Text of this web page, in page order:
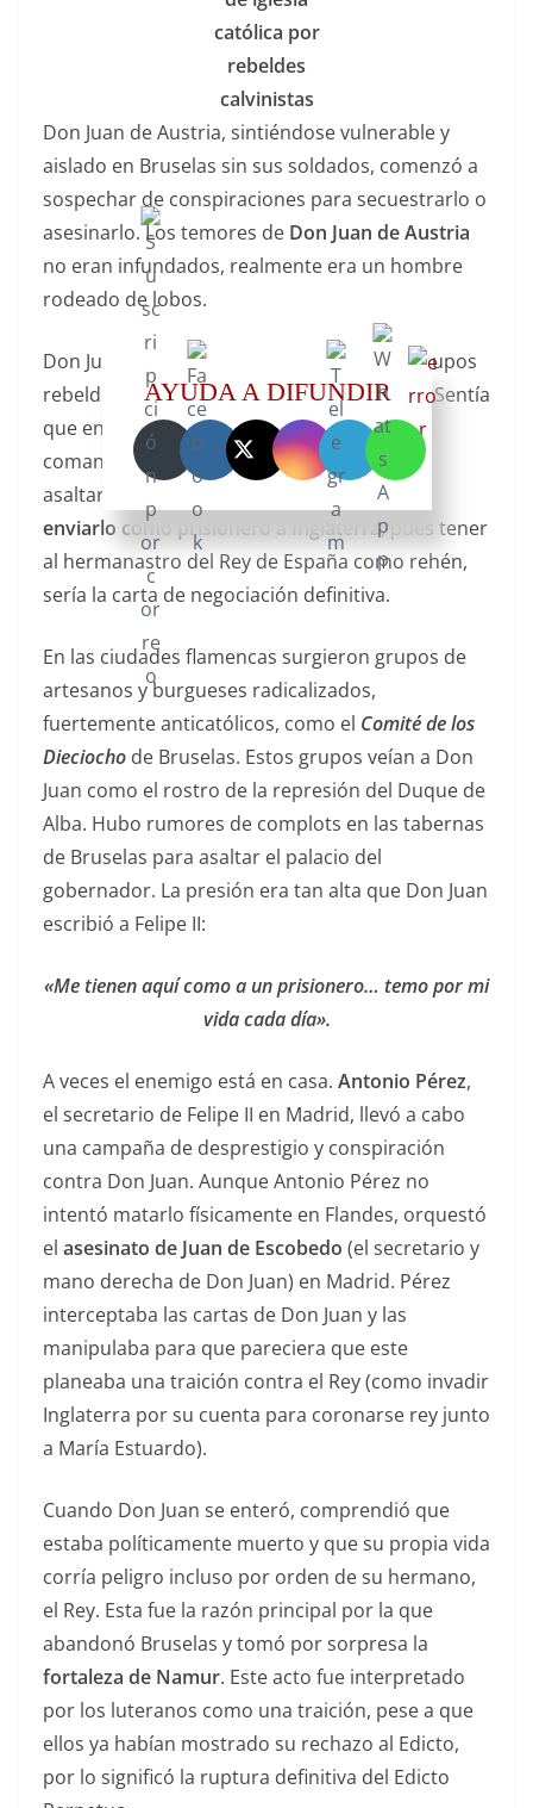
católica por
rebeldes
calvinistas
Don Juan de Austria, sintiéndose vulnerable y
aislado en Bruselas sin sus soldados, comenzó a
sospechar de conspiraciones para secuestrarlo o
asesinarlo. Los temores de Don Juan de Austria
no eran infundados, realmente era un hombre
rodeado de lobos.
Don Juan recibía informes constantes de grupos
rebeldes calvinistas infiltrados en Bruselas. Sentía
que en cualquier momento, una turba o un
comando pagado por Guillermo de Orange
asaltaría su residencia para
secuestrarlo y
enviarlo como prisionero a Inglaterra, pues tener
al hermanastro del Rey de España como rehén,
sería la carta de negociación definitiva.
En las ciudades flamencas surgieron grupos de
artesanos y burgueses radicalizados,
fuertemente anticatólicos, como el Comité de los
Dieciocho de Bruselas. Estos grupos veían a Don
Juan como el rostro de la represión del Duque de
Alba. Hubo rumores de complots en las tabernas
de Bruselas para asaltar el palacio del
gobernador. La presión era tan alta que Don Juan
escribió a Felipe II:
«Me tienen aquí como a un prisionero… temo por mi
vida cada día».
A veces el enemigo está en casa. Antonio Pérez,
el secretario de Felipe II en Madrid, llevó a cabo
una campaña de desprestigio y conspiración
contra Don Juan. Aunque Antonio Pérez no
intentó matarlo físicamente en Flandes, orquestó
el asesinato de Juan de Escobedo (el secretario y
mano derecha de Don Juan) en Madrid. Pérez
interceptaba las cartas de Don Juan y las
manipulaba para que pareciera que este
planeaba una traición contra el Rey (como invadir
Inglaterra por su cuenta para coronarse rey junto
a María Estuardo).
Cuando Don Juan se enteró, comprendió que
estaba políticamente muerto y que su propia vida
corría peligro incluso por orden de su hermano,
el Rey. Esta fue la razón principal por la que
abandonó Bruselas y tomó por sorpresa la
fortaleza de Namur. Este acto fue interpretado
por los luteranos como una traición, pese a que
ellos ya habían mostrado su rechazo al Edicto,
por lo significó la ruptura definitiva del Edicto
AYUDA A DIFUNDIR